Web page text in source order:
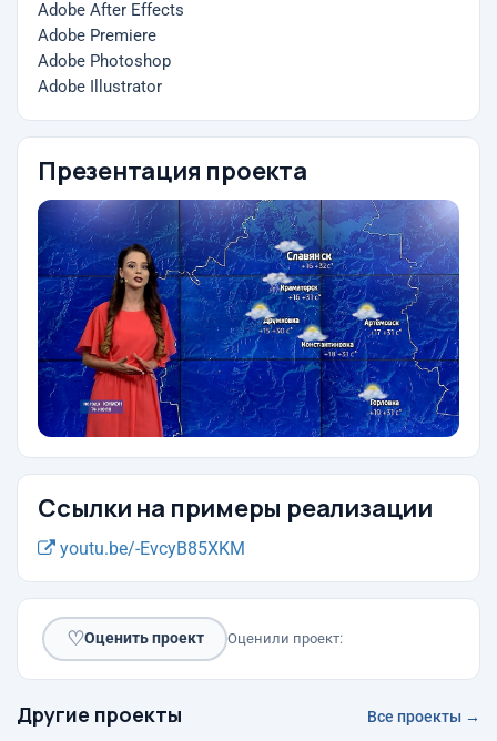
Adobe After Effects
Adobe Premiere
Adobe Photoshop
Adobe Illustrator
Презентация проекта
Ссылки на примеры реализации
youtu.be/-EvcyB85XKM
♡Оценить проект Оценили проект:
Другие проекты Все проекты →